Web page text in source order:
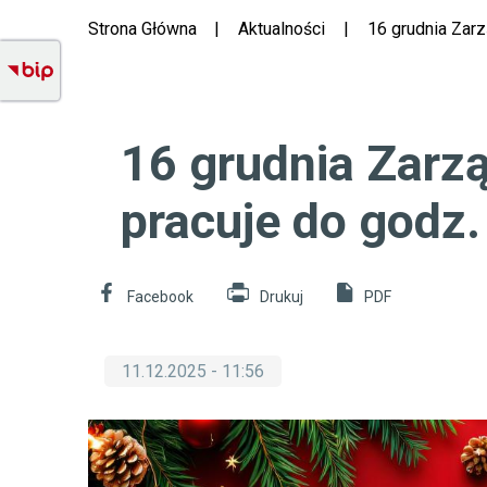
Powiatowych
w
Ożarowie
Mazowieckim
Menu
boczne
Ścieżka
Strona Główna Aktualności 16 grudnia
16 grudnia
pracuje do
Facebook
Will
window
Drukuj PDF
11.12.2025 - 11:56